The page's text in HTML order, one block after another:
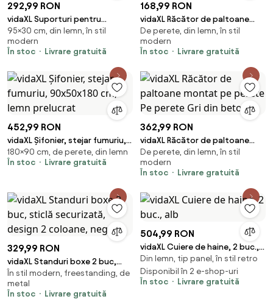
292,99 RON
vidaXL Suporturi pentru
Difuzoare 2 pcs Stejar Negru 30
x 30 x 95 cm
95×30 cm, din lemn, în stil
modern
În stoc
Livrare gratuită
168,99 RON
vidaXL Răcător de paltoane
montat pe perete Pe perete
Stejar Sonoma
De perete, din lemn, în stil
modern
În stoc
Livrare gratuită
452,99 RON
vidaXL Șifonier, stejar fumuriu,
90x50x180 cm, lemn prelucrat
180×90 cm, de perete, din lemn
În stoc
Livrare gratuită
362,99 RON
vidaXL Răcător de paltoane
montat pe perete Pe perete
Gri din beton
De perete, din lemn, în stil
modern
În stoc
Livrare gratuită
329,99 RON
vidaXL Standuri boxe 2 buc,
sticlă securizată, design 2
coloane, negru
În stil modern, freestanding, de
metal
În stoc
Livrare gratuită
504,99 RON
vidaXL Cuiere de haine, 2 buc.,
alb
Din lemn, tip panel, în stil retro
Disponibil în 2 e-shop-uri
În stoc
Livrare gratuită